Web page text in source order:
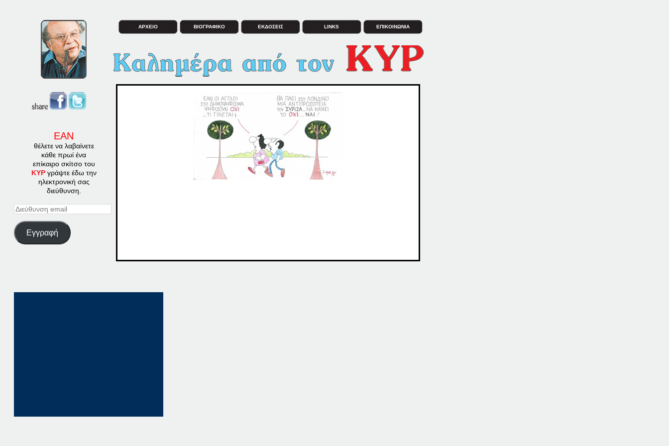
ΕΑΝ
θέλετε να λαβαίνετε
κάθε πρωί ένα
επίκαιρο σκίτσο του
ΚΥΡγράψτε έδω την
ηλεκτρονική σας
διεύθυνση.
Διεύθυνση
Εγγραφή
ΑΡΧΕΙΟ ΒΙΟΓΡΑΦΙΚΟ ΕΚΔΟΣΕΙΣ LINKS ΕΠΙΚΟΙΝΩΝΙΑ